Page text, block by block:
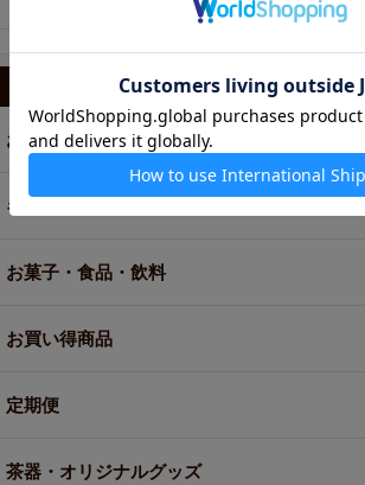
カテゴリから選ぶ
お茶
ギフト
お菓子・食品・飲料
お買い得商品
定期便
茶器・オリジナルグッズ